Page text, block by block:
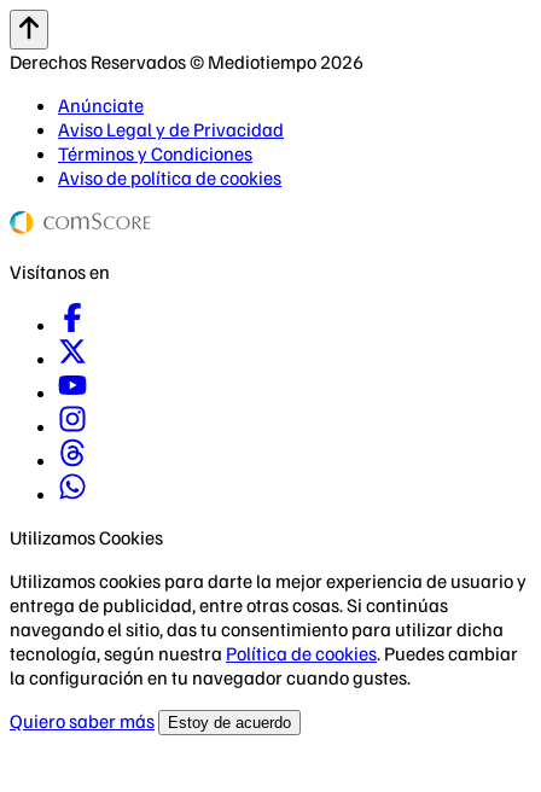
Derechos Reservados © Mediotiempo 2026
Anúnciate
Aviso Legal y de Privacidad
Términos y Condiciones
Aviso de política de cookies
Visítanos en
Utilizamos Cookies
Utilizamos cookies para darte la mejor experiencia de usuario y
entrega de publicidad, entre otras cosas. Si continúas
navegando el sitio, das tu consentimiento para utilizar dicha
tecnología, según nuestra Política de cookies. Puedes cambiar
la configuración en tu navegador cuando gustes.
Quiero saber más
Estoy de acuerdo